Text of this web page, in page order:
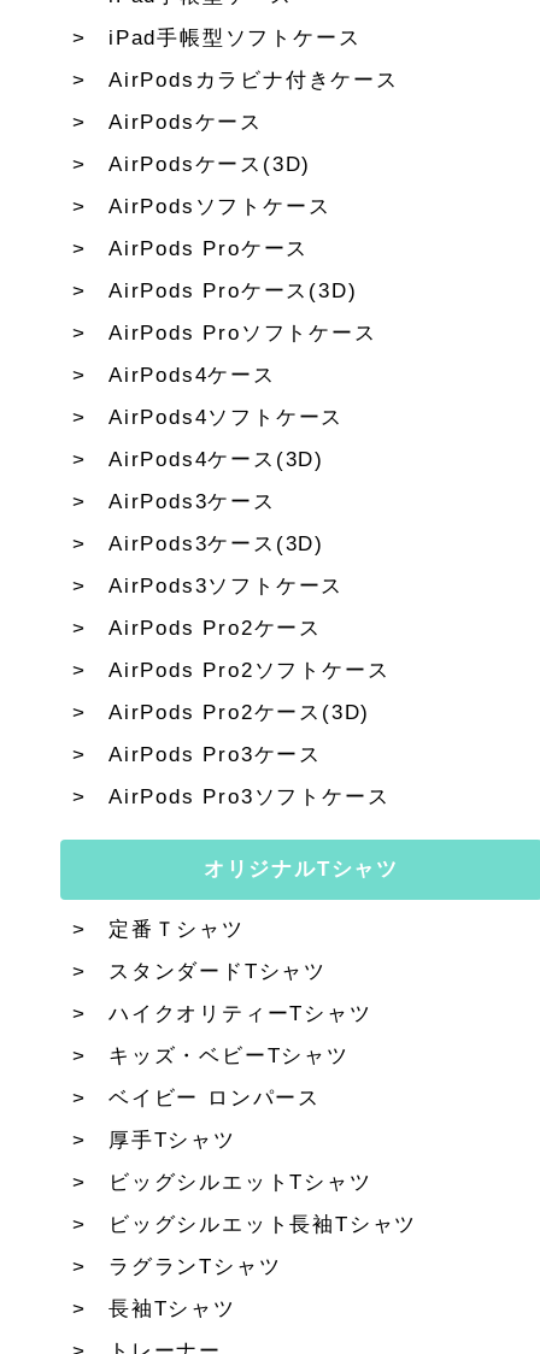
iPad手帳型ソフトケース
AirPodsカラビナ付きケース
AirPodsケース
AirPodsケース(3D)
AirPodsソフトケース
AirPods Proケース
AirPods Proケース(3D)
AirPods Proソフトケース
AirPods4ケース
AirPods4ソフトケース
AirPods4ケース(3D)
AirPods3ケース
AirPods3ケース(3D)
AirPods3ソフトケース
AirPods Pro2ケース
AirPods Pro2ソフトケース
AirPods Pro2ケース(3D)
AirPods Pro3ケース
AirPods Pro3ソフトケース
オリジナルTシャツ
定番Ｔシャツ
スタンダードTシャツ
ハイクオリティーTシャツ
キッズ・ベビーTシャツ
ベイビー ロンパース
厚手Tシャツ
ビッグシルエットTシャツ
ビッグシルエット長袖Tシャツ
ラグランTシャツ
長袖Tシャツ